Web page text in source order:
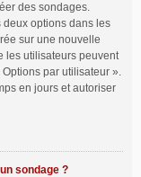
des sondages.
options dans les
sur une nouvelle
les utilisateurs peuvent
par utilisateur ».
en jours et autoriser
sondage ?